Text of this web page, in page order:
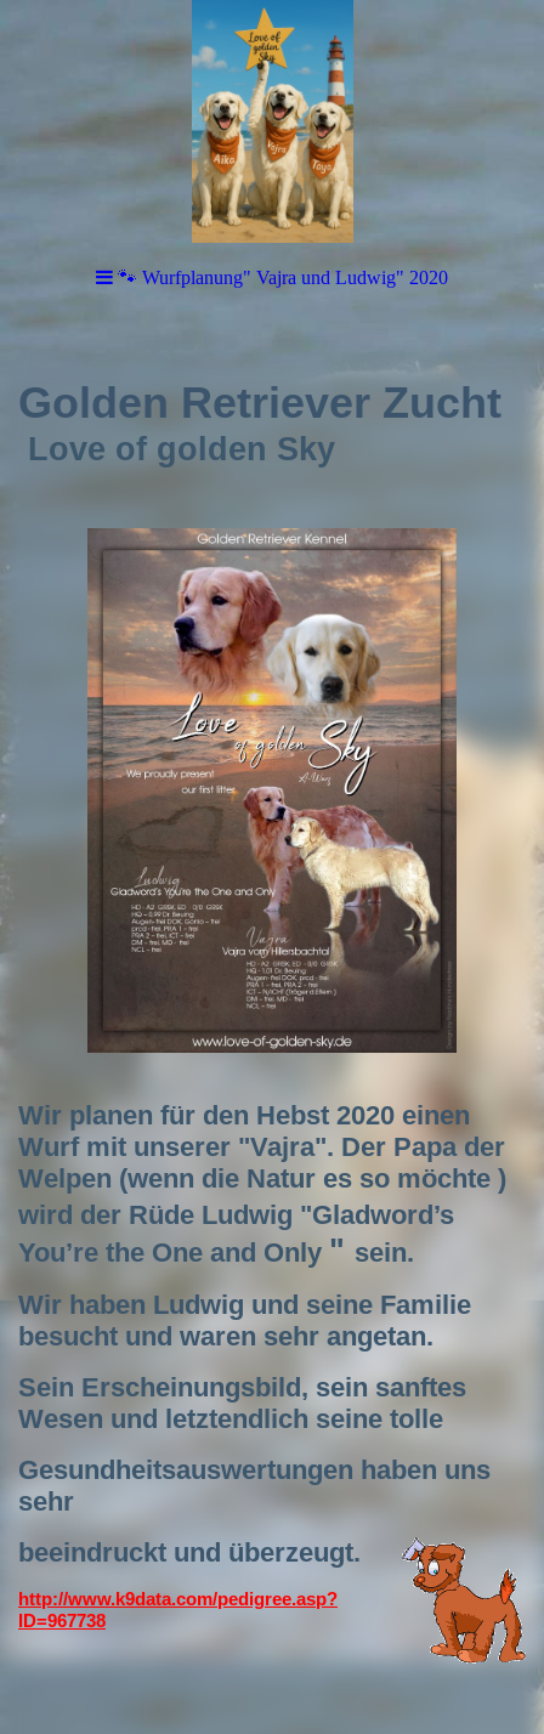
🐾 Wurfplanung" Vajra und Ludwig" 2020
Golden Retriever Zucht
Love of golden Sky
Wir planen für den Hebst 2020 einen
Wurf mit unserer "Vajra". Der Papa der
Welpen (wenn die Natur es so möchte )
wird der Rüde Ludwig "Gladword’s
You’re the One and Only " sein.
Wir haben Ludwig und seine Familie
besucht und waren sehr angetan.
Sein Erscheinungsbild, sein sanftes
Wesen und letztendlich seine tolle
Gesundheitsauswertungen haben uns
sehr
beeindruckt und überzeugt.
http://www.k9data.com/pedigree.asp?
ID=967738